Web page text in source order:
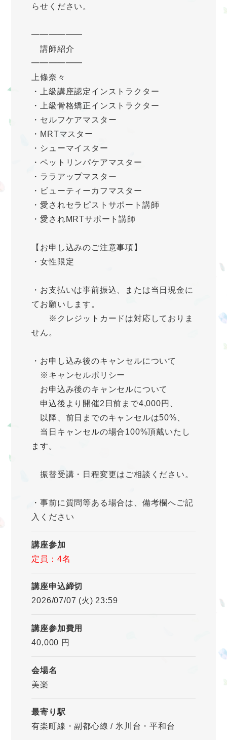
らせください。
━━━━━━
講師紹介
━━━━━━
上條奈々
・上級講座認定インストラクター
・上級骨格矯正インストラクター
・セルフケアマスター
・MRTマスター
・シューマイスター
・ペットリンパケアマスター
・ララアップマスター
・ビューティーカフマスター
・愛されセラピストサポート講師
・愛されMRTサポート講師
【お申し込みのご注意事項】
・女性限定
・お支払いは事前振込、または当日現金に
てお願いします。
※クレジットカードは対応しておりま
せん。
・お申し込み後のキャンセルについて
※キャンセルポリシー
お申込み後のキャンセルについて
申込後より開催2日前まで4,000円、
以降、前日までのキャンセルは50%、
当日キャンセルの場合100%頂戴いたし
ます。
振替受講・日程変更はご相談ください。
・事前に質問等ある場合は、備考欄へご記
入ください
講座参加
定員：4名
講座申込締切
2026/07/07 (火) 23:59
講座参加費用
40,000 円
会場名
美楽
最寄り駅
有楽町線・副都心線 / 氷川台・平和台